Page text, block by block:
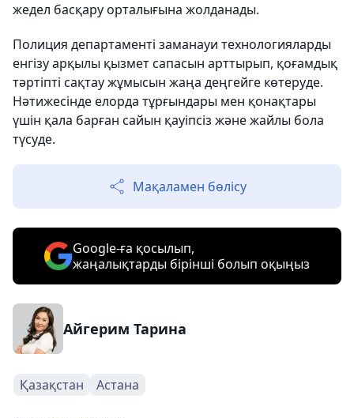
жедел басқару орталығына жолданады.
Полиция департаменті заманауи технологияларды
енгізу арқылы қызмет сапасын арттырып, қоғамдық
тәртіпті сақтау жұмысын жаңа деңгейге көтеруде.
Нәтижесінде елорда тұрғындары мен қонақтары
үшін қала барған сайын қауіпсіз және жайлы бола
түсуде.
Мақаламен бөлісу
Google-ға қосылып,
жаңалықтарды бірінші болып оқыңыз
Айгерим Тарина
Қазақстан Астана